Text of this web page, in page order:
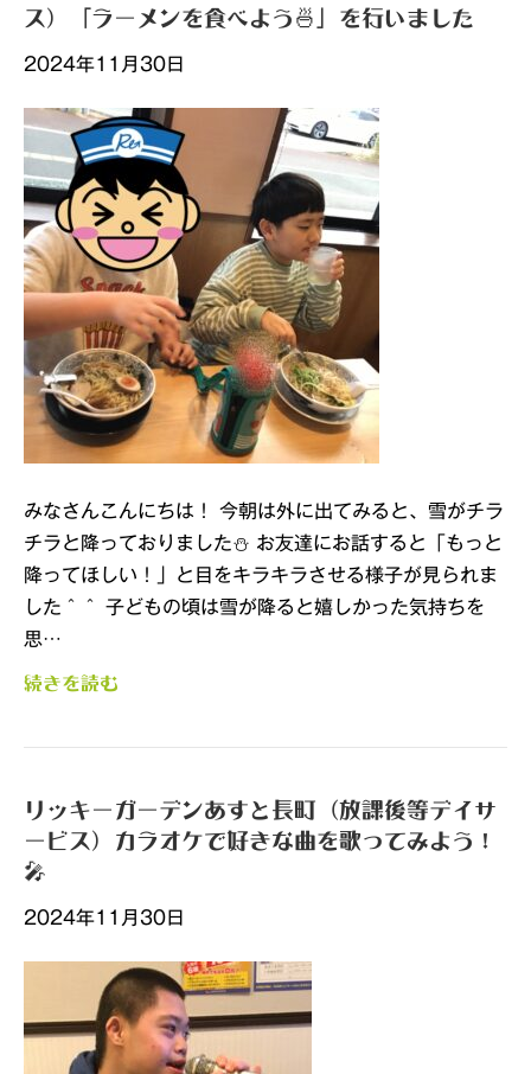
ス）「ラーメンを食べよう🍜」を行いました
2024年11月30日
みなさんこんにちは！ 今朝は外に出てみると、雪がチラ
チラと降っておりました⛄ お友達にお話すると「もっと
降ってほしい！」と目をキラキラさせる様子が見られま
した＾＾ 子どもの頃は雪が降ると嬉しかった気持ちを
思…
続きを読む
リッキーガーデンあすと長町（放課後等デイサ
ービス）カラオケで好きな曲を歌ってみよう！
🎤
2024年11月30日